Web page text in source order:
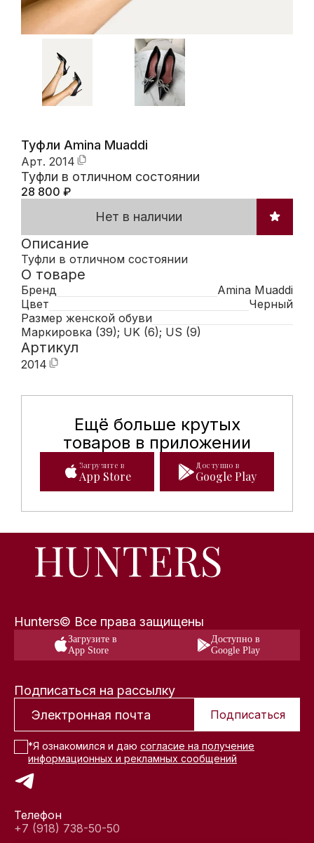
Туфли Amina Muaddi
Арт. 2014
Туфли в отличном состоянии
28 800 ₽
Нет в наличии
Описание
Туфли в отличном состоянии
О товаре
Бренд
Amina Muaddi
Цвет
Черный
Размер женской обуви
Маркировка (39); UK (6); US (9)
Артикул
2014
Ещё больше крутых
товаров в приложении
Мобильное приложение
Загрузите в
App Store
Доступно в
Google Play
Hunters© Все права защищены
Загрузите в
App Store
Доступно в
Google Play
Подписаться на рассылку
Подписаться
*Я ознакомился и даю согласие на получение
информационных и рекламных сообщений
Телефон
+7 (918) 738-50-50